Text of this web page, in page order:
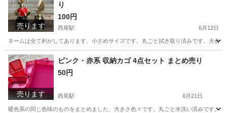
売ります
り
100円
西尾駅 6月12日
ネームは全て剥がしてあります。小さめサイズです。丸ごと拭き取り済みです。大会
愛知 西尾市 西尾駅 インテリア雑貨/小物 トロフィー
売ります
ピンク・赤系 収納カゴ 4点セット まとめ売り
50円
西尾駅 6月21日
暖色系の同じ色味のものをまとめました、大きさ色々です。丸ごと水洗い済みです。